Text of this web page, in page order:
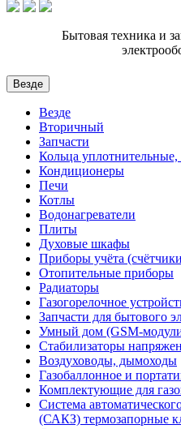
Бытовая техника и
Везде
Везде
Вторичный
Запчасти
Кольца уплотнительные,
Кондиционеры
Печи
Котлы
Водонагреватели
Плиты
Духовые шкафы
Приборы учёта
Отопительные приборы
Радиаторы
Газогорелочное
Запчасти для бытового
Умный дом (GSM-
Cтабилизаторы
Воздуховоды, дымоходы
Газобаллонное и
Комплектующие для
Система
(САКЗ) термозапорные